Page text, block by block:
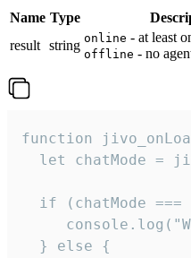
Name Type
result string online - at least
offline - no
function
let chatMode =
if (chatMode ===
  } else {